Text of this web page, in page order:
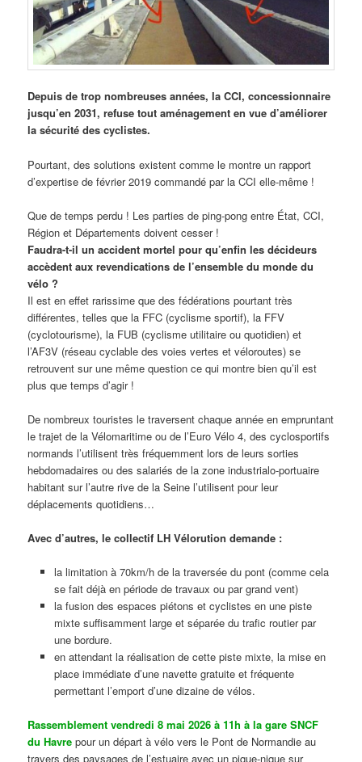
Depuis de trop nombreuses années, la CCI, concessionnaire
jusqu’en 2031, refuse tout aménagement en vue d’améliorer
la sécurité des cyclistes.
Pourtant, des solutions existent comme le montre un rapport
d’expertise de février 2019 commandé par la CCI elle-même !
Que de temps perdu ! Les parties de ping-pong entre État, CCI,
Région et Départements doivent cesser !
Faudra-t-il un accident mortel pour qu’enfin les décideurs
accèdent aux revendications de l’ensemble du monde du
vélo ?
Il est en effet rarissime que des fédérations pourtant très
différentes, telles que la FFC (cyclisme sportif), la FFV
(cyclotourisme), la FUB (cyclisme utilitaire ou quotidien) et
l’AF3V (réseau cyclable des voies vertes et véloroutes) se
retrouvent sur une même question ce qui montre bien qu’il est
plus que temps d’agir !
De nombreux touristes le traversent chaque année en empruntant
le trajet de la Vélomaritime ou de l’Euro Vélo 4, des cyclosportifs
normands l’utilisent très fréquemment lors de leurs sorties
hebdomadaires ou des salariés de la zone industrialo-portuaire
habitant sur l’autre rive de la Seine l’utilisent pour leur
déplacements quotidiens…
Avec d’autres, le collectif LH Vélorution demande :
la limitation à 70km/h de la traversée du pont (comme cela
se fait déjà en période de travaux ou par grand vent)
la fusion des espaces piétons et cyclistes en une piste
mixte suffisamment large et séparée du trafic routier par
une bordure.
en attendant la réalisation de cette piste mixte, la mise en
place immédiate d’une navette gratuite et fréquente
permettant l’emport d’une dizaine de vélos.
Rassemblement vendredi 8 mai 2026 à 11h à la gare SNCF
du Havre pour un départ à vélo vers le Pont de Normandie au
travers des paysages de l’estuaire avec un pique-nique sur